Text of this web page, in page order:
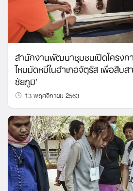
สำนักงานพัฒนาชุมชนเปิดโครง
ไหมมัดหมี่ในอำเภอจัตุรัส เพื่อสื
ชัยภูมิ’
13 พฤศจิกายน 2563